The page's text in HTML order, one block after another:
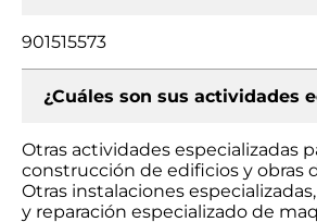
901515573
¿Cuáles son sus actividades
Otras actividades especializadas
construcción de edificios y obras
Otras instalaciones
y reparación especializado de